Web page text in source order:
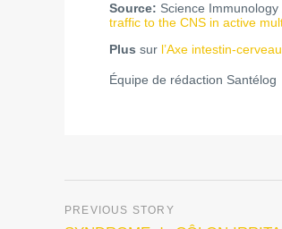
Source: Science
traffic to the CNS in active
Plus sur l’Axe intestin-cerveau
Équipe de rédaction Santélog